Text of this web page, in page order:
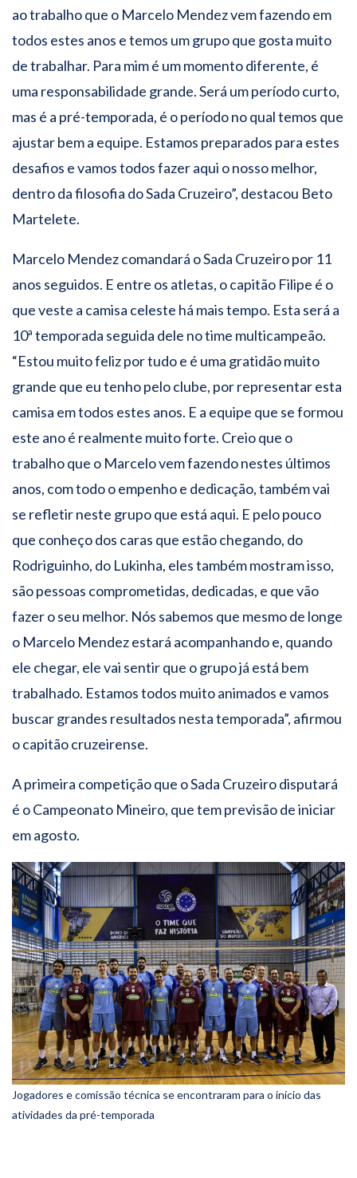
ao trabalho que o Marcelo Mendez vem fazendo em
todos estes anos e temos um grupo que gosta muito
de trabalhar. Para mim é um momento diferente, é
uma responsabilidade grande. Será um período curto,
mas é a pré-temporada, é o período no qual temos que
ajustar bem a equipe. Estamos preparados para estes
desafios e vamos todos fazer aqui o nosso melhor,
dentro da filosofia do Sada Cruzeiro”, destacou Beto
Martelete.
Marcelo Mendez comandará o Sada Cruzeiro por 11
anos seguidos. E entre os atletas, o capitão Filipe é o
que veste a camisa celeste há mais tempo. Esta será a
10ª temporada seguida dele no time multicampeão.
“Estou muito feliz por tudo e é uma gratidão muito
grande que eu tenho pelo clube, por representar esta
camisa em todos estes anos. E a equipe que se formou
este ano é realmente muito forte. Creio que o
trabalho que o Marcelo vem fazendo nestes últimos
anos, com todo o empenho e dedicação, também vai
se refletir neste grupo que está aqui. E pelo pouco
que conheço dos caras que estão chegando, do
Rodriguinho, do Lukinha, eles também mostram isso,
são pessoas comprometidas, dedicadas, e que vão
fazer o seu melhor. Nós sabemos que mesmo de longe
o Marcelo Mendez estará acompanhando e, quando
ele chegar, ele vai sentir que o grupo já está bem
trabalhado. Estamos todos muito animados e vamos
buscar grandes resultados nesta temporada”, afirmou
o capitão cruzeirense.
A primeira competição que o Sada Cruzeiro disputará
é o Campeonato Mineiro, que tem previsão de iniciar
em agosto.
Jogadores e comissão técnica se encontraram para o início das
atividades da pré-temporada